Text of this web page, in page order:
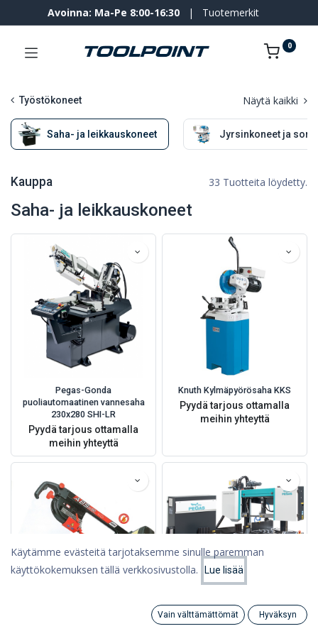
Suosituimmat
Category
Avoinna: Ma-Pe 8:00-16:30 | Tuotemerkit
0
Työstökoneet Näytä kaikki
Saha- ja leikkauskoneet Jyrsinkoneet ja
Kauppa 33 Tuotteita löydetty.
Saha- ja leikkauskoneet
Pegas-Gonda
puoliautomaatinen vannesaha
230x280 SHI-LR
Pyydä tarjous ottamalla
meihin yhteyttä
Knuth Kylmäpyörösaha KKS
Pyydä tarjous ottamalla
meihin yhteyttä
Pegas-Gonda vannesaha 340
Käytämme evästeitä tarjotaksemme sinulle paremman
käyttökokemuksen tällä verkkosivustolla.
Lue lisää
Vain välttämättömät Hyväksyn